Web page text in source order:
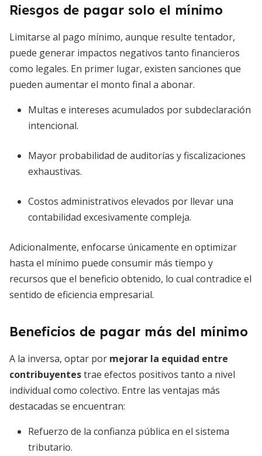
Riesgos de pagar solo el mínimo
Limitarse al pago mínimo, aunque resulte tentador,
puede generar impactos negativos tanto financieros
como legales. En primer lugar, existen sanciones que
pueden aumentar el monto final a abonar.
Multas e intereses acumulados por subdeclaración
intencional.
Mayor probabilidad de auditorías y fiscalizaciones
exhaustivas.
Costos administrativos elevados por llevar una
contabilidad excesivamente compleja.
Adicionalmente, enfocarse únicamente en optimizar
hasta el mínimo puede consumir más tiempo y
recursos que el beneficio obtenido, lo cual contradice el
sentido de eficiencia empresarial.
Beneficios de pagar más del mínimo
A la inversa, optar por mejorar la equidad entre
contribuyentestrae efectos positivos tanto a nivel
individual como colectivo. Entre las ventajas más
destacadas se encuentran:
Refuerzo de la confianza pública en el sistema
tributario.